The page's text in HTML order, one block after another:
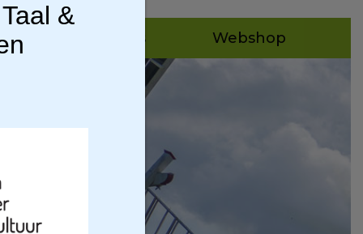
Publicaties Webshop
&